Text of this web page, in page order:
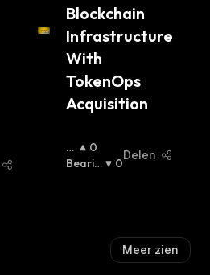
Blockchain
Infrastructure
With
TokenOps
Acquisition
B
Ul
0
Bearis
0
Delen
Meer zien